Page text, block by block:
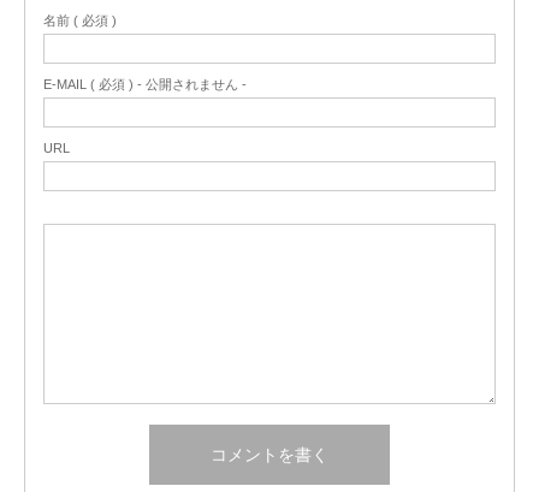
名前 ( 必須 )
E-MAIL ( 必須 ) - 公開されません -
URL